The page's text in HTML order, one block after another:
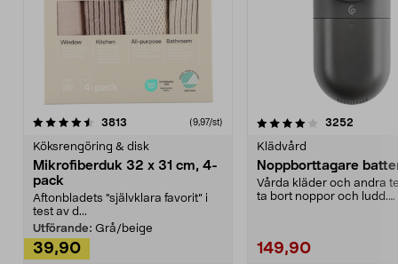
3813 (9,97/st)
Köksrengöring & disk
Mikrofiberduk 32 x 31 cm, 4-
pack
Aftonbladets "självklara favorit” i
test av d...
Utförande: Grå/beige
39,90
4.0av 5 stjärnor 3252
Klädvård
Noppborttagare
Vårda kläder och andra
ta bort noppor och ludd.
149,90
4.5av 5 stjärnor